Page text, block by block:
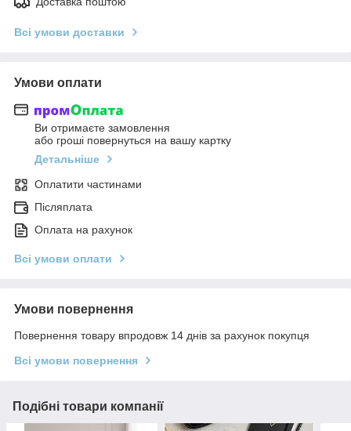
Всі умови доставки
Умови оплати
Ви отримаєте замовлення
або гроші повернуться на вашу картку
Детальніше
Оплатити частинами
Післяплата
Оплата на рахунок
Всі умови оплати
Умови повернення
Повернення товару впродовж 14 днів за рахунок покупця
Всі умови повернення
Подібні товари компанії